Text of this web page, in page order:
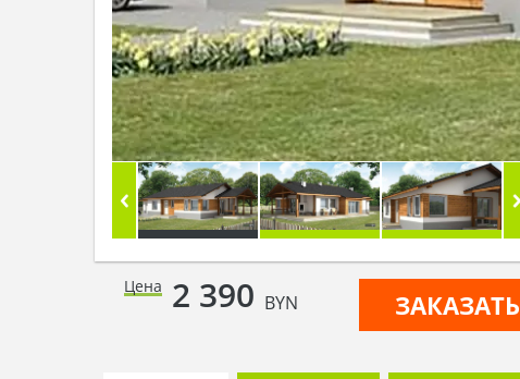
Цена 2 390 BYN ЗАКАЗАТЬ